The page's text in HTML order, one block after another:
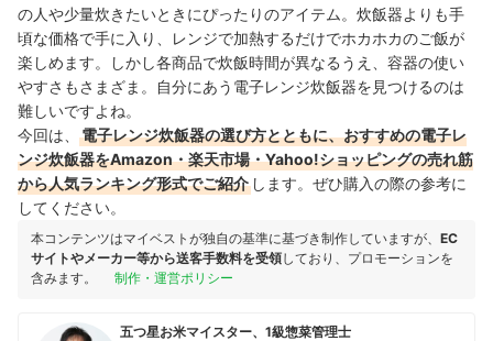
の人や少量炊きたいときにぴったりのアイテム。炊飯器よりも手
頃な価格で手に入り、レンジで加熱するだけでホカホカのご飯が
楽しめます。しかし各商品で炊飯時間が異なるうえ、容器の使い
やすさもさまざま。
自分にあう電子レンジ炊飯器を見つけるのは
難しいですよね。
今回は、
電子レンジ炊飯器の選び方とともに、おすすめの電子レ
ンジ炊飯器をAmazon・楽天市場・Yahoo!ショッピングの売れ筋
から人気ランキング形式でご紹介 します。ぜひ購入の際の参考に
してください。
本コンテンツはマイベストが独自の基準に基づき制作していますが、 EC
サイトやメーカー等から送客手数料を受領しており、プロモーションを
含みます。
制作・運営ポリシー
五つ星お米マイスター、1級惣菜管理士